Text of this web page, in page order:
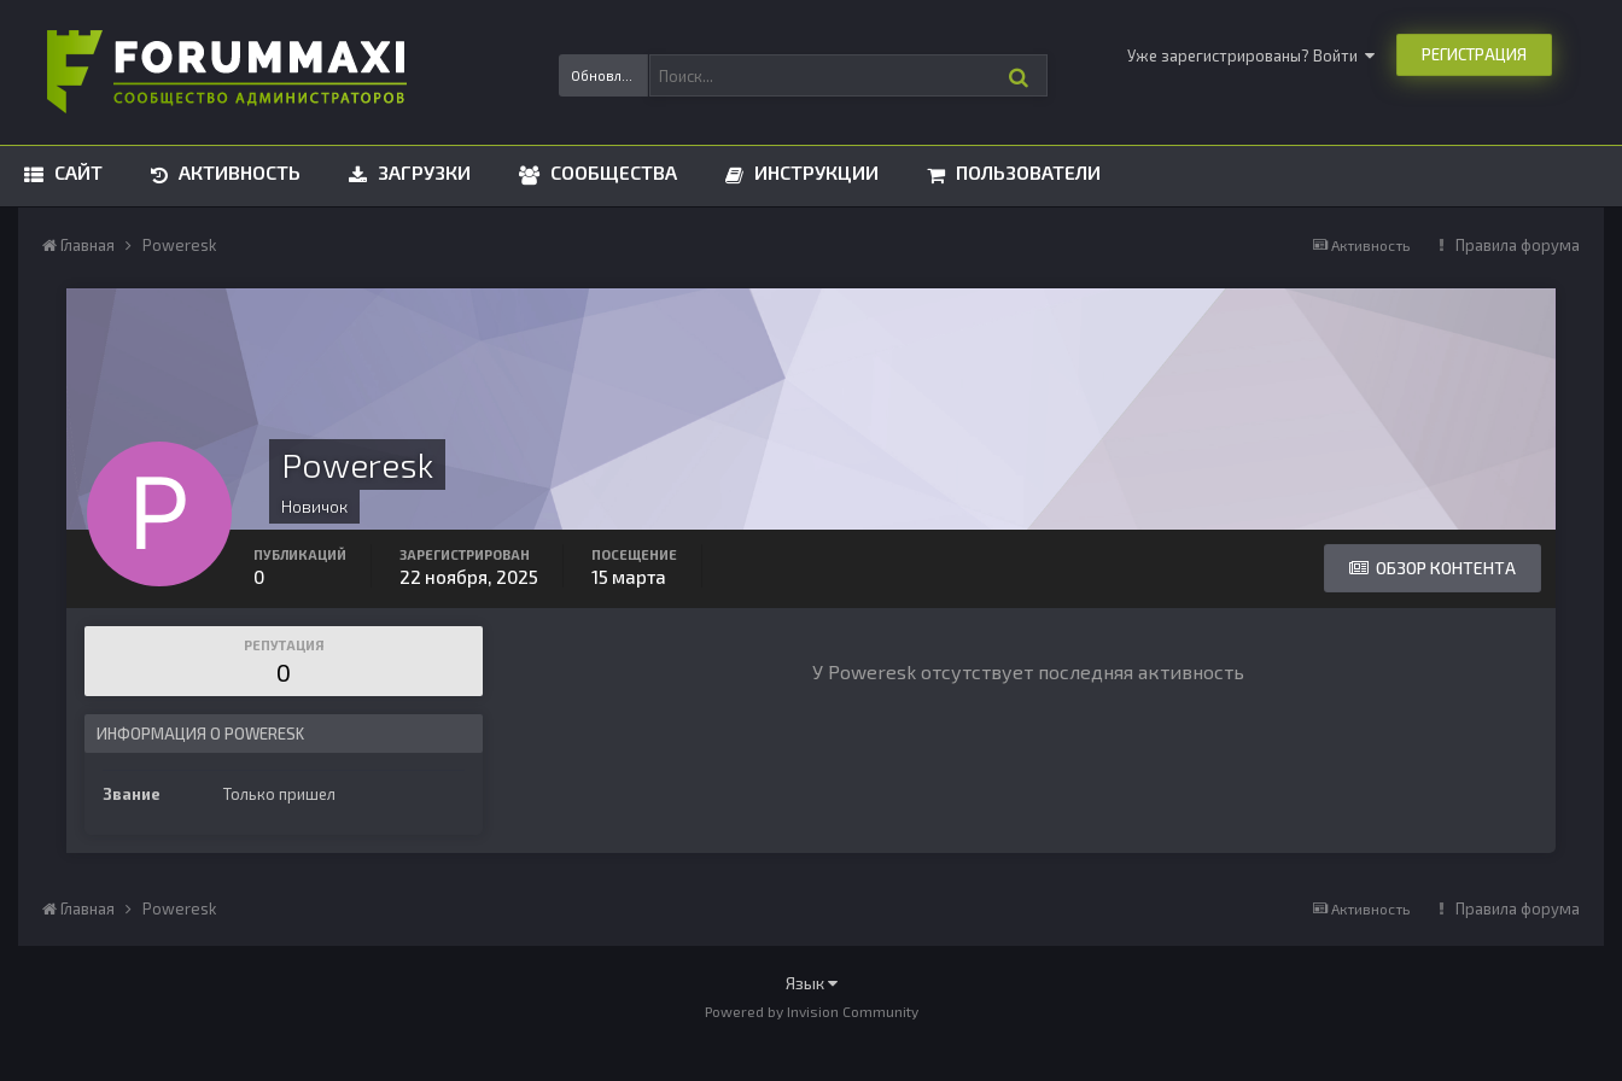
Уже зарегистрированы? Войти РЕГИСТРАЦИЯ
САЙТ АКТИВНОСТЬ ЗАГРУЗКИ СООБЩЕСТВА ИНСТРУКЦИИ ПОЛЬЗОВАТЕЛИ
Активность Правила форума
Главная Poweresk
Poweresk
Новичок
ОБЗОР КОНТЕНТА
ПУБЛИКАЦИЙ
0
ЗАРЕГИСТРИРОВАН
22 ноября, 2025
ПОСЕЩЕНИЕ
15 марта
РЕПУТАЦИЯ
0
ИНФОРМАЦИЯ О POWERESK
Звание Только пришел
У Poweresk отсутствует последняя активность
Активность Правила форума
Главная Poweresk
Язык
Powered by Invision Community